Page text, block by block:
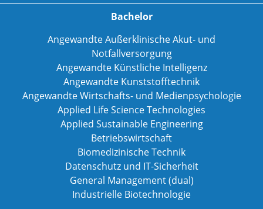
Bachelor
Angewandte Außerklinische Akut- und
Notfallversorgung
Angewandte Künstliche Intelligenz
Angewandte Kunststofftechnik
Angewandte Wirtschafts- und Medienpsychologie
Applied Life Science Technologies
Applied Sustainable Engineering
Betriebswirtschaft
Biomedizinische Technik
Datenschutz und IT-Sicherheit
General Management (dual)
Industrielle Biotechnologie